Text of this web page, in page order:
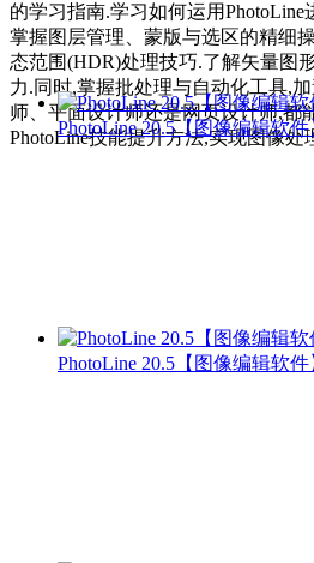
的学习指南.学习如何运用
掌握图层管理、蒙版与选区的精细
态范围(HDR)处理技巧.了解矢量图
力.同时,掌握批处理与自动化工具,
师、平面设计师还是网页设计师,都
PhotoLine技能提升方法,实现图像处
PhotoLine 20.5【图像编辑软
PhotoLine 20.5【图像编辑软